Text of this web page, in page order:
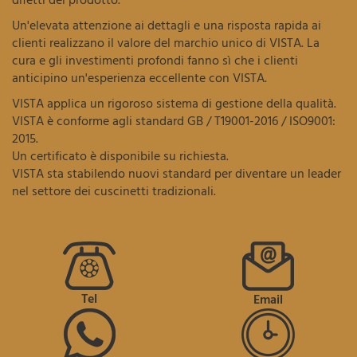
Un'elevata attenzione ai dettagli e una risposta rapida ai
clienti realizzano il valore del marchio unico di VISTA. La
cura e gli investimenti profondi fanno sì che i clienti
anticipino un'esperienza eccellente con VISTA.
VISTA applica un rigoroso sistema di gestione della qualità.
VISTA è conforme agli standard GB / T19001-2016 / ISO9001:
2015.
Un certificato è disponibile su richiesta.
VISTA sta stabilendo nuovi standard per diventare un leader
nel settore dei cuscinetti tradizionali.
Tel Email